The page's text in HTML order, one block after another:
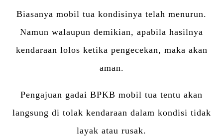
Biasanya mobil tua kondisinya telah menurun.
Namun walaupun demikian, apabila hasilnya
kendaraan lolos ketika pengecekan, maka akan
aman.
Pengajuan gadai BPKB mobil tua tentu akan
langsung di tolak kendaraan dalam kondisi tidak
layak atau rusak.